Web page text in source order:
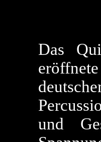
Das
und